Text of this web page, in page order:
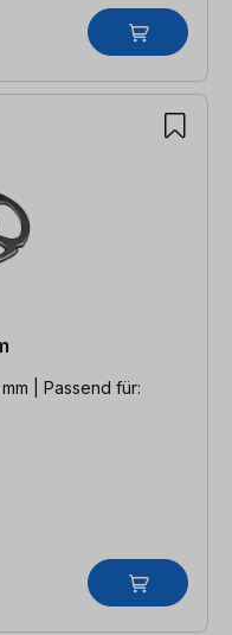
| Passend für: